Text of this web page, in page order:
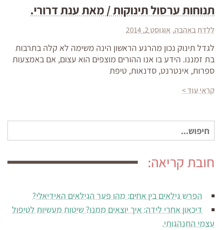
תנוחות ערסול תינוקות / מאת ענת דרורי.
ללדת באהבה אוגוסט 2, 2014
לגדל תינוק נכון מהרגע הראשון הינה משימה לא קלה בתרבות
בת זמננו. הידע בו אנו ההורים מוצפים הוא עצום, אם באמצעות
ספרות, אינטרנט, סדנאות, טיפת
קראי עוד >
חיפוש
עבור:
חובת קריאה:
הפרש גילאים בין אחים: מהו פער הגילאים האידיאלי?
דיכאון אחרי לידה: איך יוצאים ממנו? שיטות מעשיות לטיפול
עצמי התנהגותי.